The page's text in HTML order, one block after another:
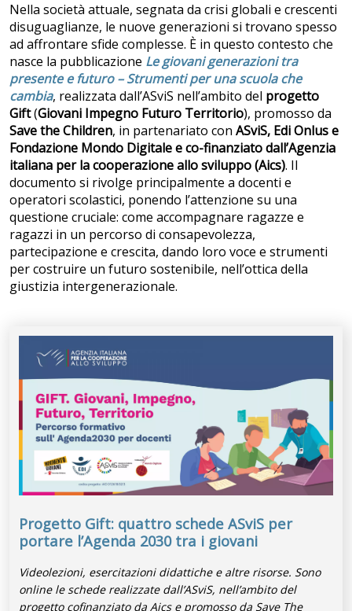
Nella società attuale, segnata da crisi globali e crescenti
disuguaglianze, le nuove generazioni si trovano spesso
ad affrontare sfide complesse. È in questo contesto che
nasce la pubblicazione Le giovani generazioni tra
presente e futuro – Strumenti per una scuola che
cambia, realizzata dall’ASviS nell’ambito del progetto
Gift(Giovani Impegno Futuro Territorio), promosso da
Save the Children, in partenariato con ASviS, Edi Onlus e
Fondazione Mondo Digitale e co-finanziato dall’Agenzia
italiana per la cooperazione allo sviluppo (Aics). Il
documento si rivolge principalmente a docenti e
operatori scolastici, ponendo l’attenzione su una
questione cruciale: come accompagnare ragazze e
ragazzi in un percorso di consapevolezza,
partecipazione e crescita, dando loro voce e strumenti
per costruire un futuro sostenibile, nell’ottica della
giustizia intergenerazionale.
Progetto Gift: quattro schede ASviS per
portare l’Agenda 2030 tra i giovani
Videolezioni, esercitazioni didattiche e altre risorse. Sono
online le schede realizzate dall’ASviS, nell’ambito del
progetto cofinanziato da Aics e promosso da Save The